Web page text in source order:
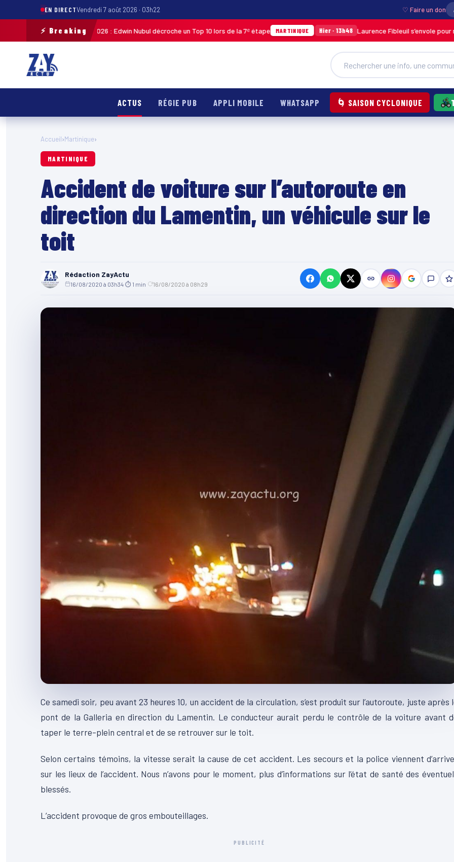
EN DIRECTVendredi 7 août 2026 · 03h22 ♡ Faire un don
⚡ Breaking
de Guadeloupe 2026 : Edwin Nubul décroche un Top 10 lors de la 7ᵉ étape MARTINIQUE Hier · 13h48 Laurence Fibleuil s’envole pour
ACTUS RÉGIE PUB APPLI MOBILE WHATSAPP 🌀 SAISON CYCLONIQUE
Accueil›Martinique›
MARTINIQUE
Accident de voiture sur l’autoroute en
direction du Lamentin, un véhicule sur le
toit
Rédaction ZayActu
16/08/2020 à 03h34 ⏱ 1 min 16/08/2020 à 08h29
Ce samedi soir, peu avant 23 heures 10, un accident de la circulation, s’est produit sur l’autoroute, juste après
pont de la Galleria en direction du Lamentin. Le conducteur aurait perdu le contrôle de la voiture avant
taper le terre-plein central et de se retrouver sur le toit.
Selon certains témoins, la vitesse serait la cause de cet accident. Les secours et la police viennent
sur les lieux de l’accident. Nous n’avons pour le moment, plus d’informations sur l’état de santé des
blessés.
L’accident provoque de gros embouteillages.
PUBLICITÉ